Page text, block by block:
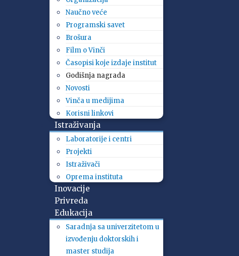
Naučno veće
Programski savet
Brošura
Film o Vinči
Časopisi koje izdaje institut
Godišnja nagrada
Novosti
Vinča u medijima
Korisni linkovi
Istraživanja
Laboratorije i centri
Projekti
Istraživači
Oprema instituta
Inovacije
Privreda
Edukacija
Saradnja sa univerzitetom u
izvođenju doktorskih i
master studija